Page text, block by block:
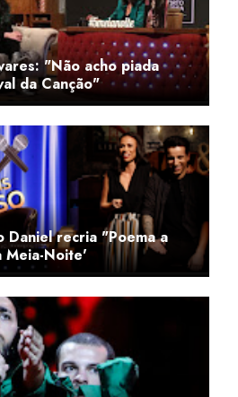
"Não acho piada
da Canção"
Daniel recria "Poema a
Meia-Noite'